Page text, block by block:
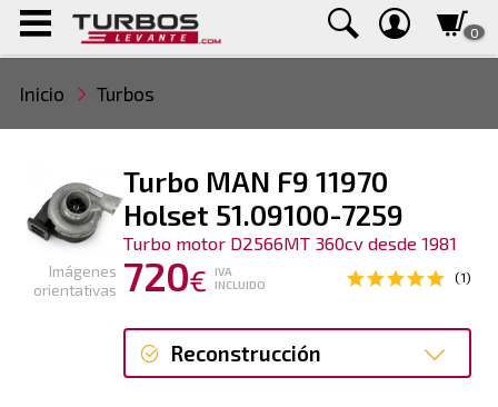
0
Inicio Turbos
Turbo MAN F9 11970
Holset 51.09100-7259
Turbo motor D2566MT 360cv desde 1981
720€
IVA
INCLUIDO
(1)
Reconstrucción
Imágenes
orientativas